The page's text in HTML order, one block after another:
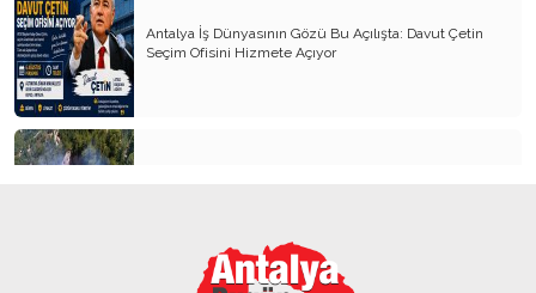
Antalya İş Dünyasının Gözü Bu Açılışta: Davut Çetin
Seçim Ofisini Hizmete Açıyor